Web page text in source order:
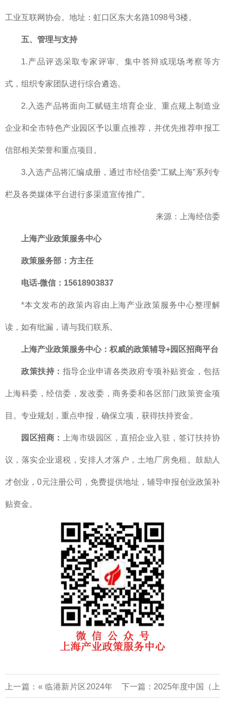
工业互联网协会。地址：虹口区东大名路1098号3楼。
五、管理与支持
1.产品评选采取专家评审、集中答辩或现场考察等方
式，组织专家团队进行综合遴选。
2.入选产品将面向工赋链主培育企业、重点规上制造业
企业和全市特色产业园区予以重点推荐，并优先推荐申报工
信部相关荣誉和重点项目。
3.入选产品将汇编成册，通过市经信委“工赋上海”系列专
栏及各类媒体平台进行多渠道宣传推广。
来源：上海经信委
上海产业政策服务中心
政策服务部 ：方主任
电话-微信：15618903837
*本文发布的政策内容由上海产业政策服务中心整理解
读，如有纰漏，请与我们联系。
上海产业政策服务中心： 权威的政策辅导+园区招商平台
政策扶持： 指导企业申请各类政府专项补贴资金，包括
上海科委，经信委，发改委，商务委和各区部门政策资金项
目。专业规划，重点申报，确保立项，获得扶持资金。
园区招商： 上海市级园区，直招企业入驻，签订扶持协
议，落实企业退税，安排人才落户，土地厂房免租。鼓励人
才创业，0元注册公司，免费提供地址，辅导申报创业政策补
贴资金。
上一篇：« 临港新片区2024年 下一篇： 2025年度中国（上